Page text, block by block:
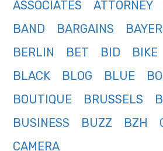
ASSOCIATES
ATTORNEY
BAND
BARGAINS
BERLIN
BET BID BIKE
BLACK
BLOG BLUE
BOUTIQUE
BRUSSELS
BUSINESS
BUZZ BZH
CAMERA